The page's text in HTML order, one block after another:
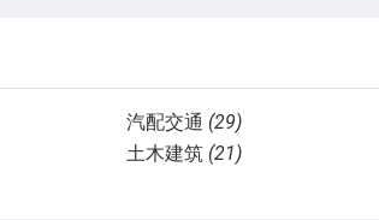
汽配交通 (29)
土木建筑 (21)